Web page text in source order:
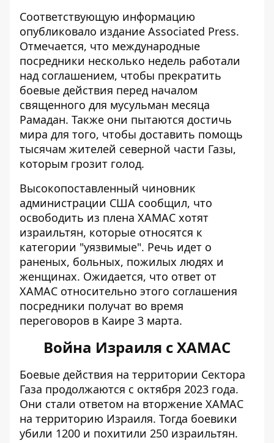
Соответствующую информацию
опубликовало издание Associated Press.
Отмечается, что международные
посредники несколько недель работали
над соглашением, чтобы прекратить
боевые действия перед началом
священного для мусульман месяца
Рамадан. Также они пытаются достичь
мира для того, чтобы доставить помощь
тысячам жителей северной части Газы,
которым грозит голод.
Высокопоставленный чиновник
администрации США сообщил, что
освободить из плена ХАМАС хотят
израильтян, которые относятся к
категории "уязвимые". Речь идет о
раненых, больных, пожилых людях и
женщинах. Ожидается, что ответ от
ХАМАС относительно этого соглашения
посредники получат во время
переговоров в Каире 3 марта.
Война Израиля с ХАМАС
Боевые действия на территории Сектора
Газа продолжаются с октября 2023 года.
Они стали ответом на вторжение ХАМАС
на территорию Израиля. Тогда боевики
убили 1200 и похитили 250 израильтян.